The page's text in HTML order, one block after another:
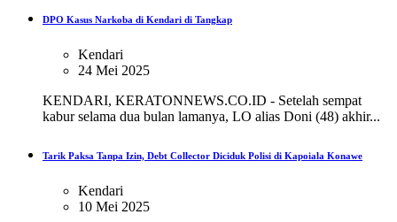
DPO Kasus Narkoba di Kendari di Tangkap
Kendari
24 Mei 2025
KENDARI, KERATONNEWS.CO.ID - Setelah sempat
kabur selama dua bulan lamanya, LO alias Doni (48) akhir...
Tarik Paksa Tanpa Izin, Debt Collector Diciduk Polisi di Kapoiala Konawe
Kendari
10 Mei 2025